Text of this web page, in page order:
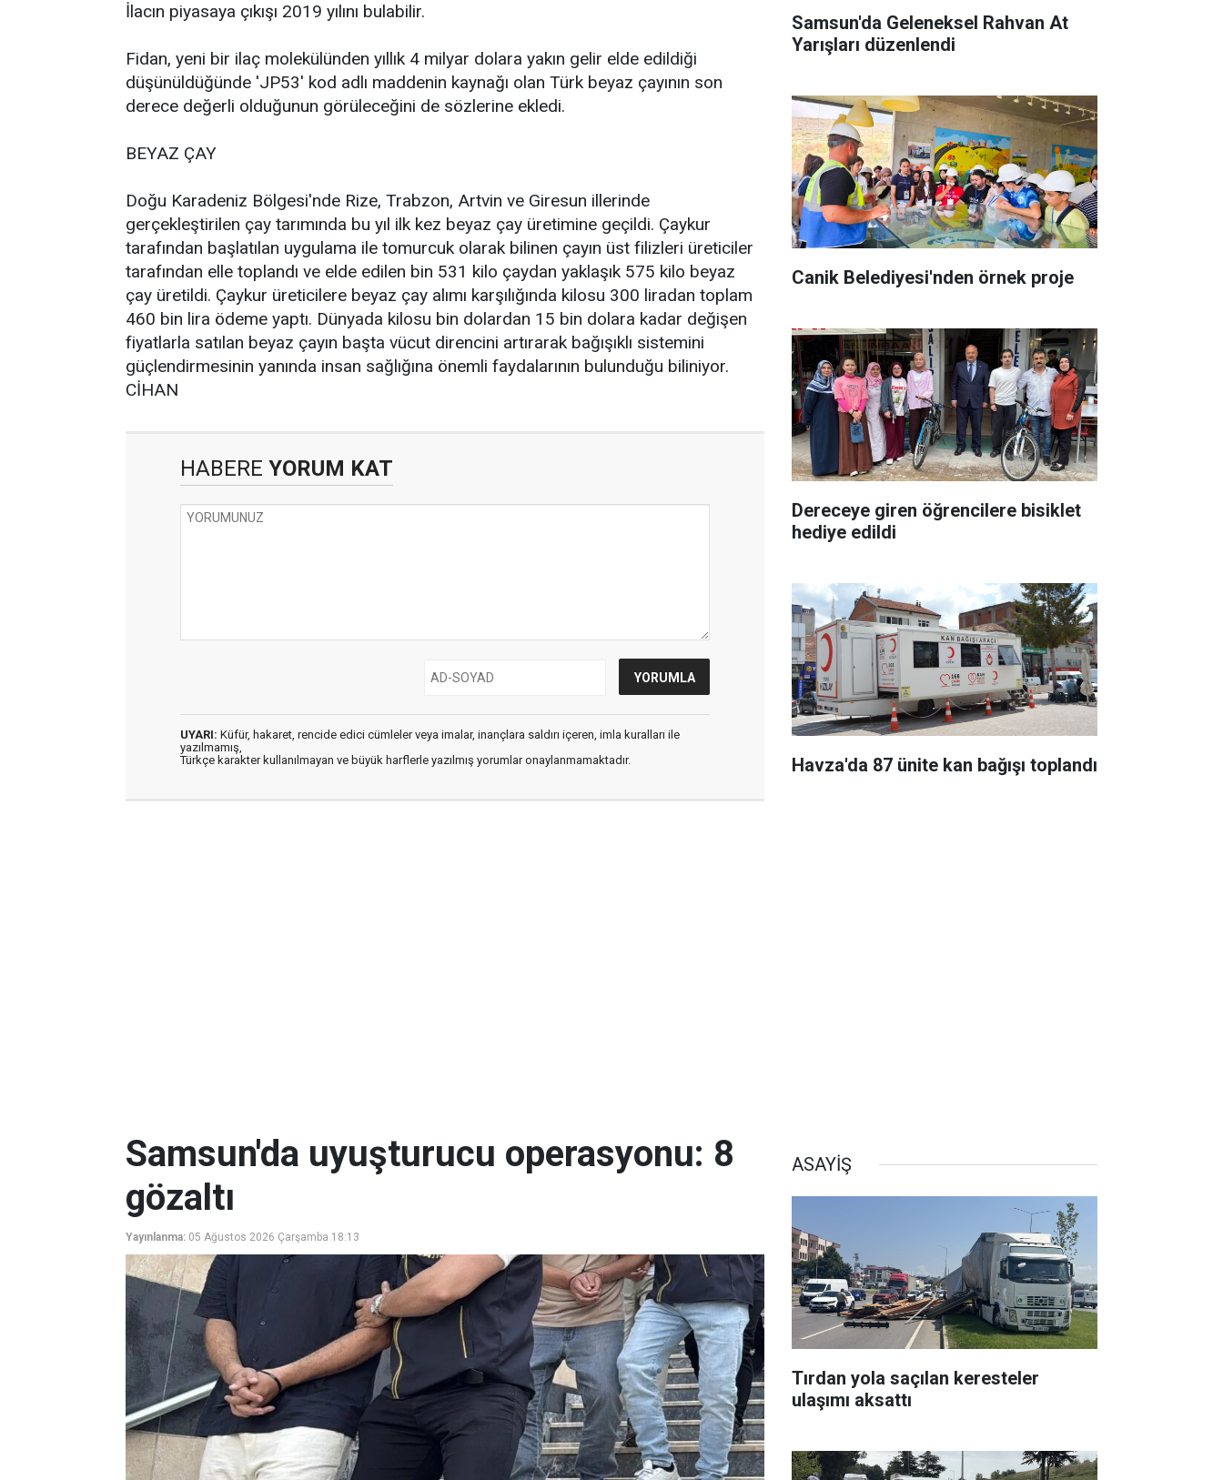
İlacın piyasaya çıkışı 2019 yılını bulabilir.
Fidan, yeni bir ilaç molekülünden yıllık 4 milyar dolara yakın gelir elde edildiği
düşünüldüğünde 'JP53' kod adlı maddenin kaynağı olan Türk beyaz çayının son
derece değerli olduğunun görüleceğini de sözlerine ekledi.
BEYAZ ÇAY
Doğu Karadeniz Bölgesi'nde Rize, Trabzon, Artvin ve Giresun illerinde
gerçekleştirilen çay tarımında bu yıl ilk kez beyaz çay üretimine geçildi. Çaykur
tarafından başlatılan uygulama ile tomurcuk olarak bilinen çayın üst filizleri üreticiler
tarafından elle toplandı ve elde edilen bin 531 kilo çaydan yaklaşık 575 kilo beyaz
çay üretildi. Çaykur üreticilere beyaz çay alımı karşılığında kilosu 300 liradan toplam
460 bin lira ödeme yaptı. Dünyada kilosu bin dolardan 15 bin dolara kadar değişen
fiyatlarla satılan beyaz çayın başta vücut direncini artırarak bağışıklı sistemini
güçlendirmesinin yanında insan sağlığına önemli faydalarının bulunduğu biliniyor.
CİHAN
HABERE YORUM KAT
UYARI: Küfür, hakaret, rencide edici cümleler veya imalar, inançlara saldırı içeren, imla kuralları ile
yazılmamış,
Türkçe karakter kullanılmayan ve büyük harflerle yazılmış yorumlar onaylanmamaktadır.
Samsun'da Geleneksel Rahvan At
Yarışları düzenlendi
Canik Belediyesi'nden örnek proje
Dereceye giren öğrencilere bisiklet
hediye edildi
Havza'da 87 ünite kan bağışı toplandı
Samsun'da uyuşturucu operasyonu: 8
gözaltı
Yayınlanma: 05 Ağustos 2026 Çarşamba 18:13
ASAYİŞ
Tırdan yola saçılan keresteler
ulaşımı aksattı